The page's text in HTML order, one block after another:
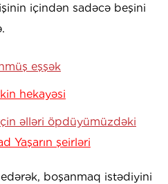
içindən sadəcə beşini
eşşək
hekayəsi
əlləri öpdüyümüzdəki
Yaşarın şeirləri
boşanmaq istədiyini